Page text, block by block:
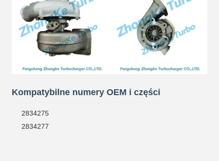
Kompatybilne numery OEM i części
2834275
2834277